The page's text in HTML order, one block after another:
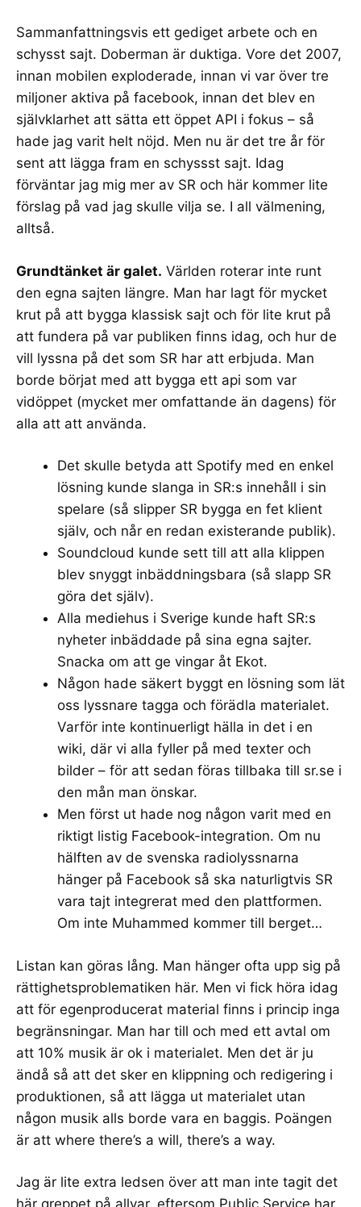
Sammanfattningsvis ett gediget arbete och en
schysst sajt. Doberman är duktiga. Vore det 2007,
innan mobilen exploderade, innan vi var över tre
miljoner aktiva på facebook, innan det blev en
självklarhet att sätta ett öppet API i fokus – så
hade jag varit helt nöjd. Men nu är det tre år för
sent att lägga fram en schyssst sajt. Idag
förväntar jag mig mer av SR och här kommer lite
förslag på vad jag skulle vilja se. I all välmening,
alltså.
Grundtänket är galet. Världen roterar inte runt
den egna sajten längre. Man har lagt för mycket
krut på att bygga klassisk sajt och för lite krut på
att fundera på var publiken finns idag, och hur de
vill lyssna på det som SR har att erbjuda. Man
borde börjat med att bygga ett api som var
vidöppet (mycket mer omfattande än dagens) för
alla att att använda.
Det skulle betyda att Spotify med en enkel
lösning kunde slanga in SR:s innehåll i sin
spelare (så slipper SR bygga en fet klient
själv, och når en redan existerande publik).
Soundcloud kunde sett till att alla klippen
blev snyggt inbäddningsbara (så slapp SR
göra det själv).
Alla mediehus i Sverige kunde haft SR:s
nyheter inbäddade på sina egna sajter.
Snacka om att ge vingar åt Ekot.
Någon hade säkert byggt en lösning som lät
oss lyssnare tagga och förädla materialet.
Varför inte kontinuerligt hälla in det i en
wiki, där vi alla fyller på med texter och
bilder – för att sedan föras tillbaka till sr.se i
den mån man önskar.
Men först ut hade nog någon varit med en
riktigt listig Facebook-integration. Om nu
hälften av de svenska radiolyssnarna
hänger på Facebook så ska naturligtvis SR
vara tajt integrerat med den plattformen.
Om inte Muhammed kommer till berget…
Listan kan göras lång. Man hänger ofta upp sig på
rättighetsproblematiken här. Men vi fick höra idag
att för egenproducerat material finns i princip inga
begränsningar. Man har till och med ett avtal om
att 10% musik är ok i materialet. Men det är ju
ändå så att det sker en klippning och redigering i
produktionen, så att lägga ut materialet utan
någon musik alls borde vara en baggis. Poängen
är att where there’s a will, there’s a way.
Jag är lite extra ledsen över att man inte tagit det
här greppet på allvar, eftersom Public Service har